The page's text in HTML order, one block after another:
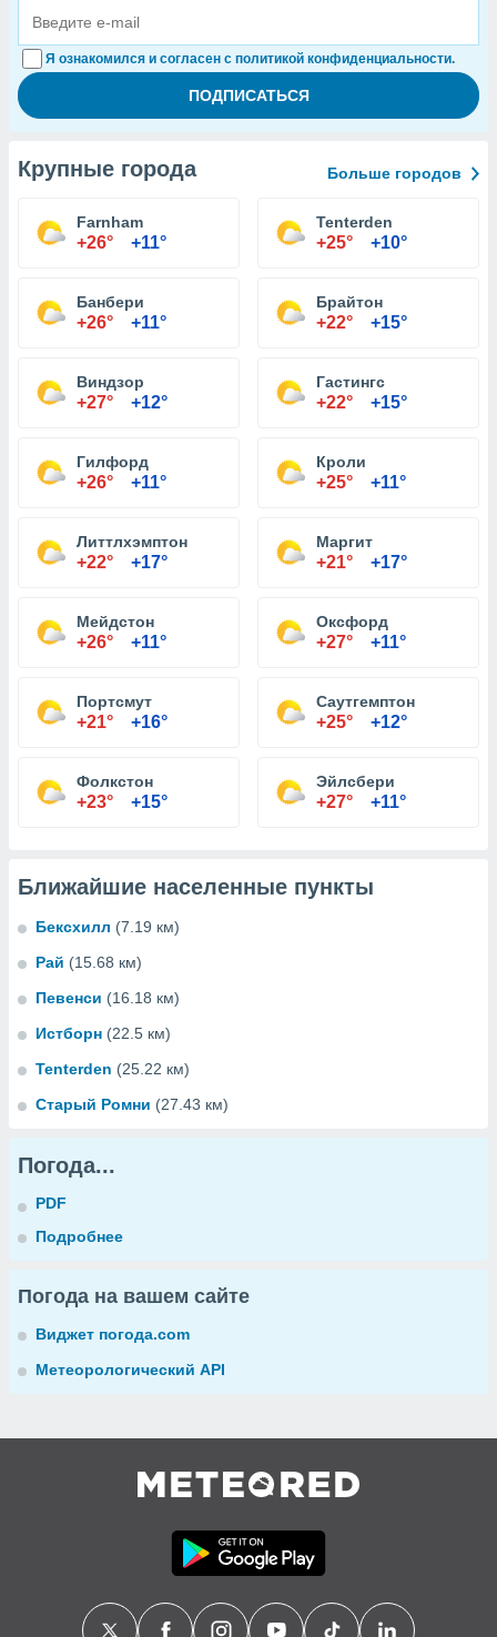
Я ознакомился и согласен с политикой конфиденциальности.
Крупные города Больше городов
Farnham
+26° +11°
Tenterden
+25° +10°
Банбери
+26° +11°
Брайтон
+22° +15°
Виндзор
+27° +12°
Гастингс
+22° +15°
Гилфорд
+26° +11°
Кроли
+25° +11°
Литтлхэмптон
+22° +17°
Маргит
+21° +17°
Мейдстон
+26° +11°
Оксфорд
+27° +11°
Портсмут
+21° +16°
Саутгемптон
+25° +12°
Фолкстон
+23° +15°
Эйлсбери
+27° +11°
Ближайшие населенные пункты
Бексхилл (7.19 км)
Рай (15.68 км)
Певенси (16.18 км)
Истборн (22.5 км)
Tenterden (25.22 км)
Старый Ромни (27.43 км)
Погода...
PDF
Подробнее
Погода на вашем сайте
Виджет погода.com
Метеорологический API